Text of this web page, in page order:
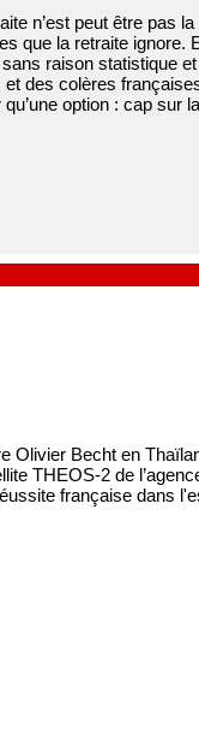
n’est peut être pas
que la retraite ignore.
raison statistique
des colères
option : cap sur
Olivier Becht en
THEOS-2 de
française dans